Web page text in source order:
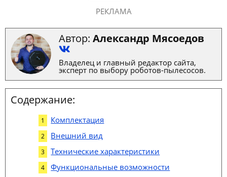
РЕКЛАМА
Автор: Александр Мясоедов
Владелец и главный редактор сайта,
эксперт по выбору роботов-пылесосов.
Содержание:
Комплектация
Внешний вид
Технические характеристики
Функциональные возможности